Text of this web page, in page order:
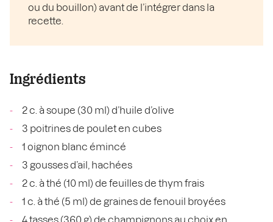
ou du bouillon) avant de l’intégrer dans la
recette.
Ingrédients
2 c. à soupe (30 ml) d’huile d’olive
3 poitrines de poulet en cubes
1 oignon blanc émincé
3 gousses d’ail, hachées
2 c. à thé (10 ml) de feuilles de thym frais
1 c. à thé (5 ml) de graines de fenouil broyées
4 tasses (360 g) de champignons au choix en